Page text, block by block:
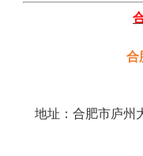
合
地址：合肥市庐州